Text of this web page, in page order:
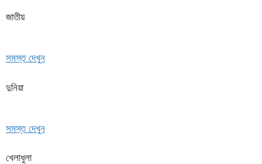
জাতীয়
সমস্ত দেখুন
দুনিয়া
সমস্ত দেখুন
খেলাধুলা